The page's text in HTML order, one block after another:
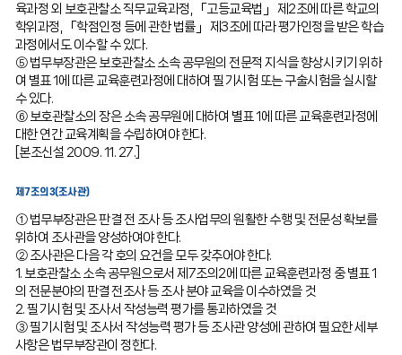
육과정 외 보호관찰소 직무교육과정, 「고등교육법」 제2조에 따른 학교의
학위과정, 「학점인정 등에 관한 법률」 제3조에 따라 평가인정을 받은 학습
과정에서도 이수할 수 있다.
⑤ 법무부장관은 보호관찰소 소속 공무원의 전문적 지식을 향상시키기 위하
여 별표 1에 따른 교육훈련과정에 대하여 필기시험 또는 구술시험을 실시할
수 있다.
⑥ 보호관찰소의 장은 소속 공무원에 대하여 별표 1에 따른 교육훈련과정에
대한 연간 교육계획을 수립하여야 한다.
[본조신설 2009. 11. 27.]
제7조의3(조사관)
① 법무부장관은 판결 전 조사 등 조사업무의 원활한 수행 및 전문성 확보를
위하여 조사관을 양성하여야 한다.
② 조사관은 다음 각 호의 요건을 모두 갖추어야 한다.
1. 보호관찰소 소속 공무원으로서 제7조의2에 따른 교육훈련과정 중 별표 1
의 전문분야의 판결 전조사 등 조사 분야 교육을 이수하였을 것
2. 필기시험 및 조사서 작성능력 평가를 통과하였을 것
③ 필기시험 및 조사서 작성능력 평가 등 조사관 양성에 관하여 필요한 세부
사항은 법무부장관이 정한다.